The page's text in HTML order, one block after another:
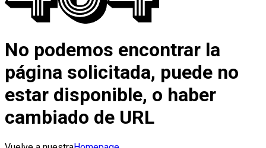
No podemos encontrar la
página solicitada, puede no
estar disponible, o haber
cambiado de URL